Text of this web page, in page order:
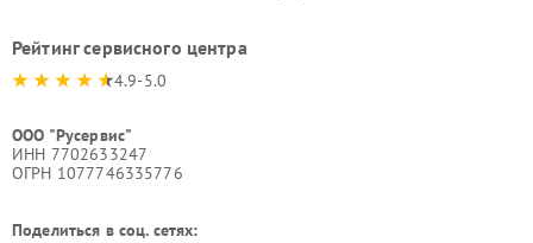
Рейтинг сервисного центра
4.9-5.0
ООО "Русервис"
ИНН 7702633247
ОГРН 1077746335776
Поделиться в соц. сетях: